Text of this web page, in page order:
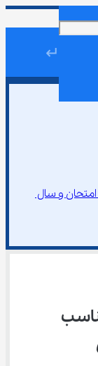
↵
و سال